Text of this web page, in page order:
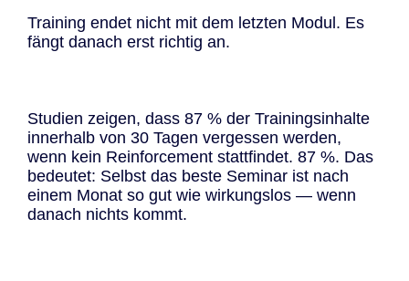
Training endet nicht mit dem letzten Modul. Es
fängt danach erst richtig an.
Studien zeigen, dass 87 % der Trainingsinhalte
innerhalb von 30 Tagen vergessen werden,
wenn kein Reinforcement stattfindet. 87 %. Das
bedeutet: Selbst das beste Seminar ist nach
einem Monat so gut wie wirkungslos — wenn
danach nichts kommt.